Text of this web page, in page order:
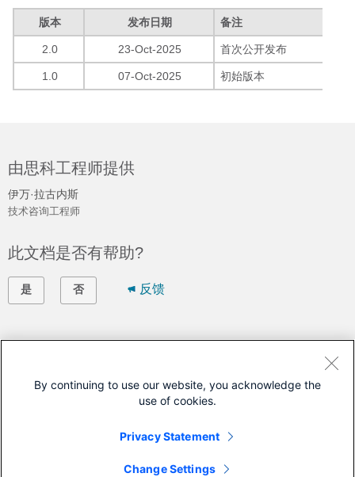
版本 发布日期 备注
2.0 23-Oct-2025 首次公开发布
1.0 07-Oct-2025 初始版本
由思科工程师提供
伊万·拉古内斯
技术咨询工程师
此文档是否有帮助?
是 否 反馈
提交支持案例
本文档适用于以下产品
By continuing to use our website, you acknowledge the
use of cookies.
Privacy Statement
Change Settings